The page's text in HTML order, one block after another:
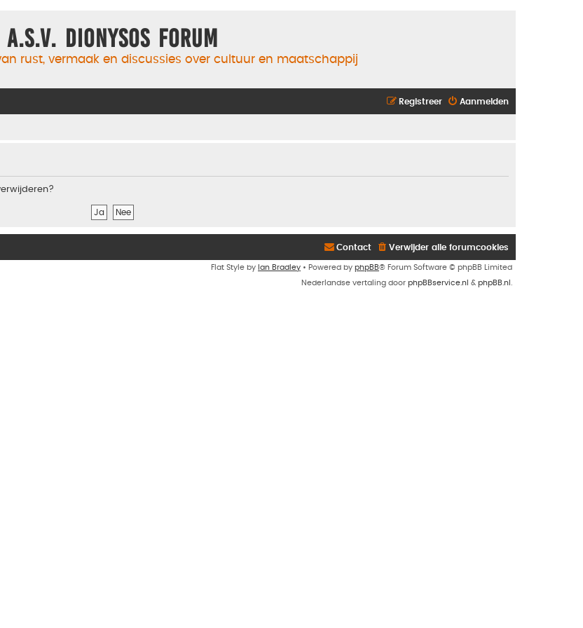
A.S.V. Dionysos Forum
rust, vermaak en discussies over cultuur en maatschappij
Aanmelden
Registreer
Verwijder alle forumcookies
Contact
Flat Style by Ian Bradley • Powered by phpBB® Forum Software © phpBB Limited
Nederlandse vertaling door phpBBservice.nl & phpBB.nl .